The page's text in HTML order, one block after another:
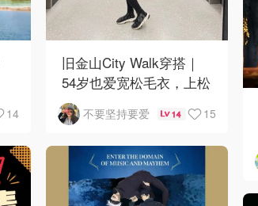
14
旧金山City Walk穿搭｜
54岁也爱宽松毛衣，上松
下紧真的很救比例
不要坚持要爱 14 15